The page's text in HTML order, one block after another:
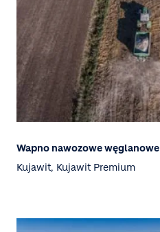
Wapno nawozowe węglanowe
Kujawit, Kujawit Premium